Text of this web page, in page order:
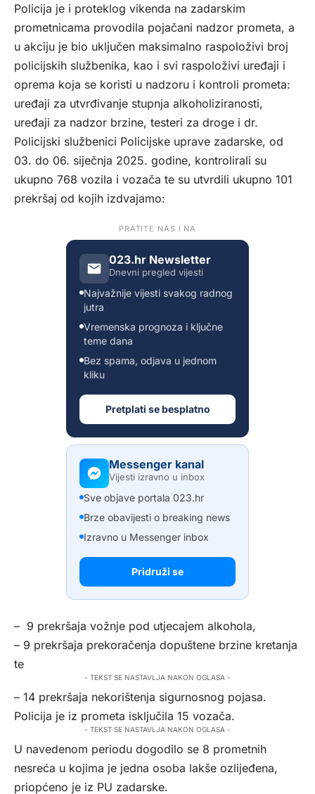
Policija je i proteklog vikenda na zadarskim
prometnicama provodila pojačani nadzor prometa, a
u akciju je bio uključen maksimalno raspoloživi broj
policijskih službenika, kao i svi raspoloživi uređaji i
oprema koja se koristi u nadzoru i kontroli prometa:
uređaji za utvrđivanje stupnja alkoholiziranosti,
uređaji za nadzor brzine, testeri za droge i dr.
Policijski službenici Policijske uprave zadarske, od
03. do 06. siječnja 2025. godine, kontrolirali su
ukupno 768 vozila i vozača te su utvrdili ukupno 101
prekršaj od kojih izdvajamo:
PRATITE NAS I NA
023.hr Newsletter
Dnevni pregled vijesti
Najvažnije vijesti svakog radnog
jutra
Vremenska prognoza i ključne
teme dana
Bez spama, odjava u jednom
kliku
Pretplati se besplatno
Messenger kanal
Vijesti izravno u inbox
Sve objave portala 023.hr
Brze obavijesti o breaking news
Izravno u Messenger inbox
Pridruži se
– 9 prekršaja vožnje pod utjecajem alkohola,
– 9 prekršaja prekoračenja dopuštene brzine kretanja
te
- TEKST SE NASTAVLJA NAKON OGLASA -
– 14 prekršaja nekorištenja sigurnosnog pojasa.
Policija je iz prometa isključila 15 vozača.
- TEKST SE NASTAVLJA NAKON OGLASA -
U navedenom periodu dogodilo se 8 prometnih
nesreća u kojima je jedna osoba lakše ozlijeđena,
priopćeno je iz PU zadarske.